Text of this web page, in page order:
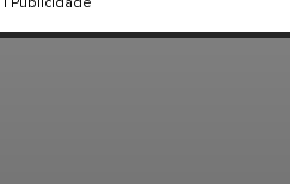
Publicidade